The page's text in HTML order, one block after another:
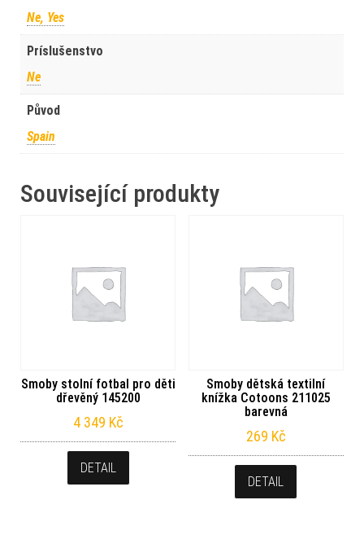
Ne, Yes
Príslušenstvo
Ne
Původ
Spain
Související produkty
Smoby stolní fotbal pro děti
dřevěný 145200
4 349 Kč
DETAIL
Smoby dětská textilní
knížka Cotoons 211025
barevná
269 Kč
DETAIL